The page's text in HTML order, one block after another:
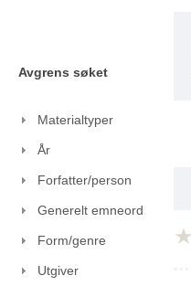
Avgrens søket
Materialtyper
År
Forfatter/person
Generelt emneord
Form/genre
Utgiver